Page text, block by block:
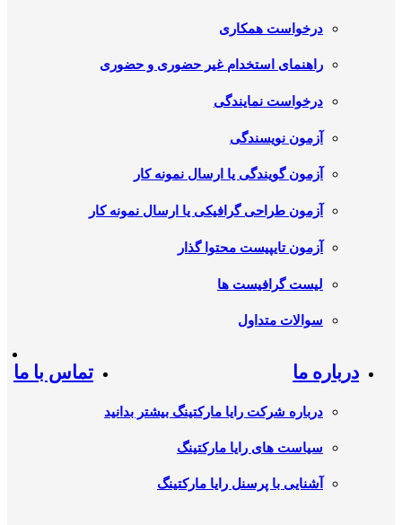
درخواست همکاری
راهنمای استخدام غیر حضوری و حضوری
درخواست نمایندگی
آزمون نویسندگی
آزمون گویندگی یا ارسال نمونه کار
آزمون طراحی گرافیکی یا ارسال نمونه کار
آزمون تایپیست محتوا گذار
لیست گرافیست ها
سوالات متداول
درباره ما
درباره شرکت رایا مارکتینگ بیشتر بدانید
سیاست های رایا مارکتینگ
آشنایی با پرسنل رایا مارکتینگ
تماس با ما